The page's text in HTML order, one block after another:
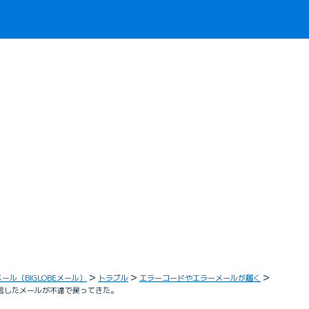
ル（BIGLOBEメール） トラブル
エラーコードやエラーメールが届く
たメールが不達で戻ってきた。